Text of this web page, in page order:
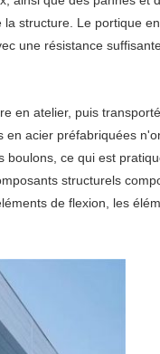
structure. Le portique
une résistance
en atelier, puis
acier préfabriquées
boulons, ce qui est
structurels
de flexion, les